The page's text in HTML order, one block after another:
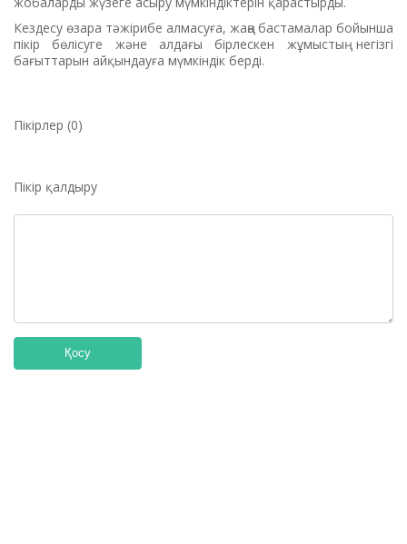
Кездесу өзара тәжірибе алмасуға, жаңа бастамалар бойынша
пікір бөлісуге және алдағы бірлескен жұмыстың негізгі
бағыттарын айқындауға мүмкіндік берді.
Пікірлер (0)
Пікір қалдыру
Қосу